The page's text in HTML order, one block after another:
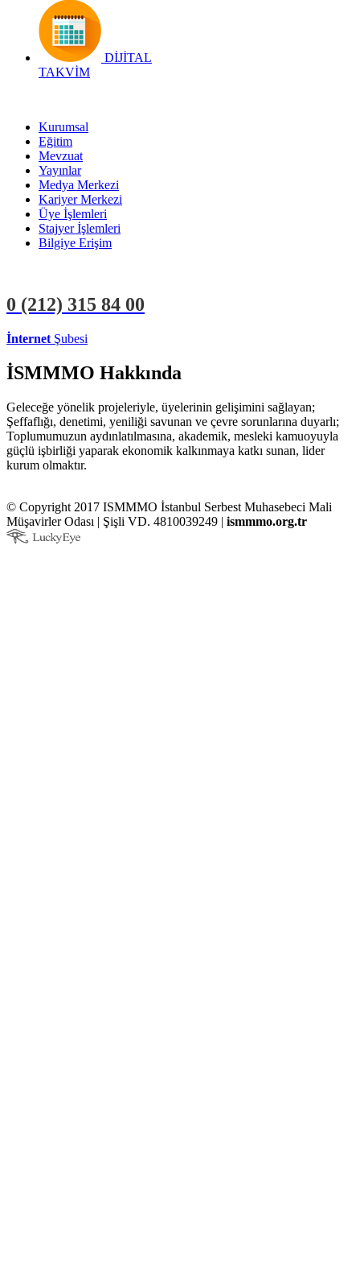
DİJİTAL
TAKVİM
Kurumsal
Eğitim
Mevzuat
Yayınlar
Medya Merkezi
Kariyer Merkezi
Üye İşlemleri
Stajyer İşlemleri
Bilgiye Erişim
0 (212) 315 84 00
İnternet Şubesi
İSMMMO Hakkında
Geleceğe yönelik projeleriyle, üyelerinin gelişimini sağlayan;
Şeffaflığı, denetimi, yeniliği savunan ve çevre sorunlarına duyarlı;
Toplumumuzun aydınlatılmasına, akademik, mesleki kamuoyuyla
güçlü işbirliği yaparak ekonomik kalkınmaya katkı sunan, lider
kurum olmaktır.
© Copyright 2017 ISMMMO İstanbul Serbest Muhasebeci Mali
Müşavirler Odası | Şişli VD. 4810039249 | ismmmo.org.tr